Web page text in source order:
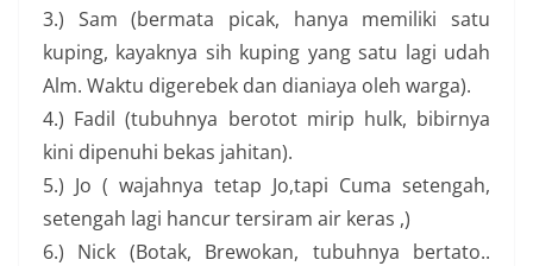
3.) Sam (bermata picak, hanya memiliki satu
kuping, kayaknya sih kuping yang satu lagi udah
Alm. Waktu digerebek dan dianiaya oleh warga).
4.) Fadil (tubuhnya berotot mirip hulk, bibirnya
kini dipenuhi bekas jahitan).
5.) Jo ( wajahnya tetap Jo,tapi Cuma setengah,
setengah lagi hancur tersiram air keras ,)
6.) Nick (Botak, Brewokan, tubuhnya bertato..